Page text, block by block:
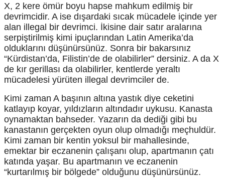
X, 2 kere ömür boyu hapse mahkum edilmiş bir
devrimcidir. A ise dışardaki sıcak mücadele içinde yer
alan illegal bir devrimci. İkisine dair satır aralarına
serpiştirilmiş kimi ipuçlarından Latin Amerika’da
olduklarını düşünürsünüz. Sonra bir bakarsınız
“Kürdistan’da, Filistin’de de olabilirler” dersiniz. A da X
de kır gerillası da olabilirler, kentlerde yeraltı
mücadelesi yürüten illegal devrimciler de.
Kimi zaman A başının altına yastık diye ceketini
katlayıp koyar, yıldızların altındadır uykusu. Kanasta
oynamaktan bahseder. Yazarın da dediği gibi bu
kanastanın gerçekten oyun olup olmadığı meçhuldür.
Kimi zaman bir kentin yoksul bir mahallesinde,
emektar bir eczanenin çalışanı olup, apartmanın çatı
katında yaşar. Bu apartmanın ve eczanenin
“kurtarılmış bir bölgede” olduğunu düşünürsünüz.